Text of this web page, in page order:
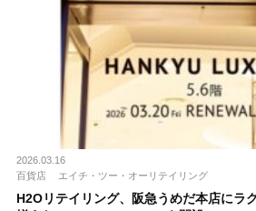
2026.03.16
百貨店
エイチ・ツー・オーリテイリング
H2Oリテイリング、阪急うめだ本店にラ